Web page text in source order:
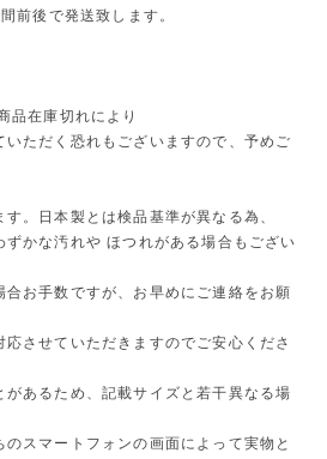
前後で発送致します。
品在庫切れにより
ただく恐れもございますので、予めご
。日本製とは検品基準が異なる為、
ずかな汚れや ほつれがある場合もござい
合お手数ですが、お早めにご連絡をお願
応させていただきますのでご安心くださ
があるため、記載サイズと若干異なる場
のスマートフォンの画面によって実物と